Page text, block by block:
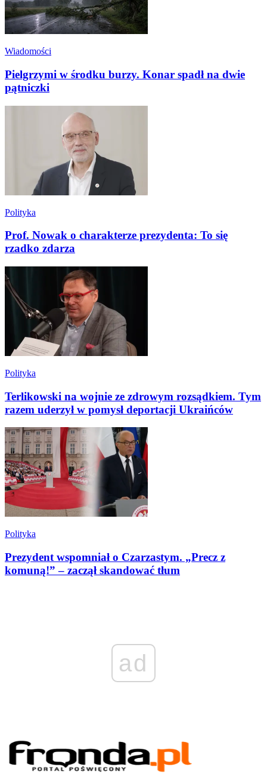
Wiadomości
Pielgrzymi w środku burzy. Konar spadł na dwie
pątniczki
Polityka
Prof. Nowak o charakterze prezydenta: To się
rzadko zdarza
Polityka
Terlikowski na wojnie ze zdrowym rozsądkiem. Tym
razem uderzył w pomysł deportacji Ukraińców
Polityka
Prezydent wspomniał o Czarzastym. „Precz z
komuną!” – zaczął skandować tłum
ad